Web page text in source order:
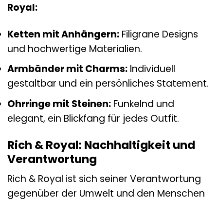
Royal:
Ketten mit Anhängern: Filigrane Designs
und hochwertige Materialien.
Armbänder mit Charms: Individuell
gestaltbar und ein persönliches Statement.
Ohrringe mit Steinen: Funkelnd und
elegant, ein Blickfang für jedes Outfit.
Rich & Royal: Nachhaltigkeit und
Verantwortung
Rich & Royal ist sich seiner Verantwortung
gegenüber der Umwelt und den Menschen